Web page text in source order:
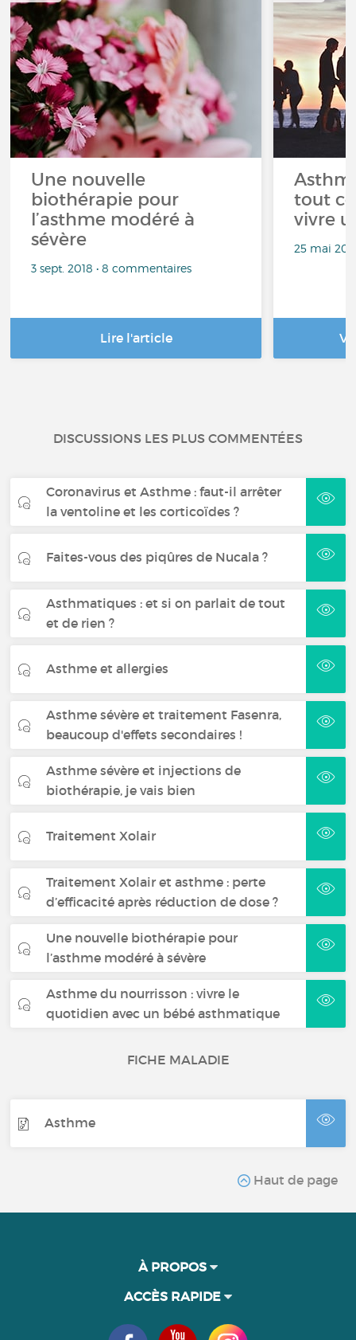
Une nouvelle
biothérapie pour
l’asthme modéré à
sévère
3 sept. 2018 • 8 commentaires
Lire l'article
tout
vivre
25 mai
DISCUSSIONS LES PLUS COMMENTÉES
Coronavirus et Asthme : faut-il arrêter
la ventoline et les corticoïdes ?
Faites-vous des piqûres de Nucala ?
Asthmatiques : et si on parlait de tout
et de rien ?
Asthme et allergies
Asthme sévère et traitement Fasenra,
beaucoup d'effets secondaires !
Asthme sévère et injections de
biothérapie, je vais bien
Traitement Xolair
Traitement Xolair et asthme : perte
d’efficacité après réduction de dose ?
Une nouvelle biothérapie pour
l’asthme modéré à sévère
Asthme du nourrisson : vivre le
quotidien avec un bébé asthmatique
FICHE MALADIE
Asthme
Haut de page
À PROPOS
ACCÈS RAPIDE